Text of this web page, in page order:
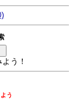
う！
う